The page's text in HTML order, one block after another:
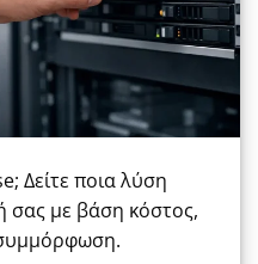
Δείτε ποια λύση
σας με βάση κόστος,